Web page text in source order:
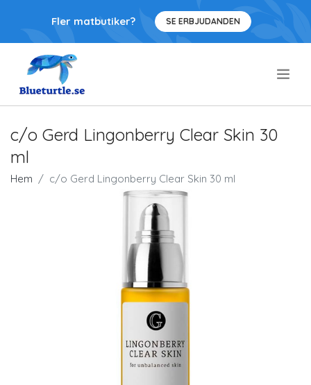
Fler matbutiker? SE ERBJUDANDEN
c/o Gerd Lingonberry Clear Skin 30
ml
Hem c/o Gerd Lingonberry Clear Skin 30 ml